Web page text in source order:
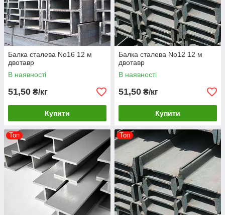
Балка сталева No16 12 м
двотавр
В наявності
51,50 ₴/кг
Купити
Балка сталева No12 12 м
двотавр
В наявності
51,50 ₴/кг
Купити
Топ Топ